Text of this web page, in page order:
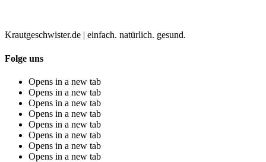
Krautgeschwister.de | einfach. natürlich. gesund.
Folge uns
Opens in a new tab
Opens in a new tab
Opens in a new tab
Opens in a new tab
Opens in a new tab
Opens in a new tab
Opens in a new tab
Opens in a new tab